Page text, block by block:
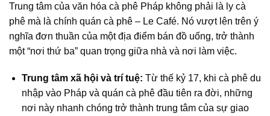
Trung tâm của văn hóa cà phê Pháp không phải là ly cà
phê mà là chính quán cà phê – Le Café. Nó vượt lên trên ý
nghĩa đơn thuần của một địa điểm bán đồ uống, trở thành
một “nơi thứ ba” quan trọng giữa nhà và nơi làm việc.
Trung tâm xã hội và trí tuệ: Từ thế kỷ 17, khi cà phê du
nhập vào Pháp và quán cà phê đầu tiên ra đời, những
nơi này nhanh chóng trở thành trung tâm của sự giao